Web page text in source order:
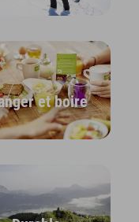
et boire